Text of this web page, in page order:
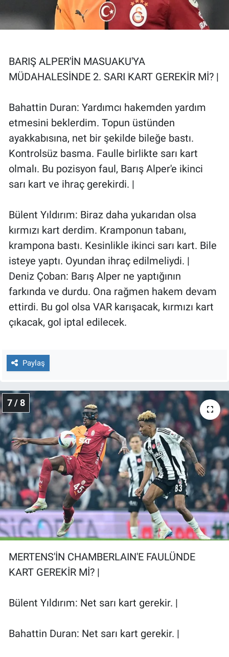
BARIŞ ALPER'İN MASUAKU'YA
MÜDAHALESİNDE 2. SARI KART GEREKİR Mİ? |
Bahattin Duran: Yardımcı hakemden yardım
etmesini beklerdim. Topun üstünden
ayakkabısına, net bir şekilde bileğe bastı.
Kontrolsüz basma. Faulle birlikte sarı kart
olmalı. Bu pozisyon faul, Barış Alper'e ikinci
sarı kart ve ihraç gerekirdi. |
Bülent Yıldırım: Biraz daha yukarıdan olsa
kırmızı kart derdim. Kramponun tabanı,
krampona bastı. Kesinlikle ikinci sarı kart. Bile
isteye yaptı. Oyundan ihraç edilmeliydi. |
Deniz Çoban: Barış Alper ne yaptığının
farkında ve durdu. Ona rağmen hakem devam
ettirdi. Bu gol olsa VAR karışacak, kırmızı kart
çıkacak, gol iptal edilecek.
Paylaş
7 / 8
MERTENS'İN CHAMBERLAIN'E FAULÜNDE
KART GEREKİR Mİ? |
Bülent Yıldırım: Net sarı kart gerekir. |
Bahattin Duran: Net sarı kart gerekir. |